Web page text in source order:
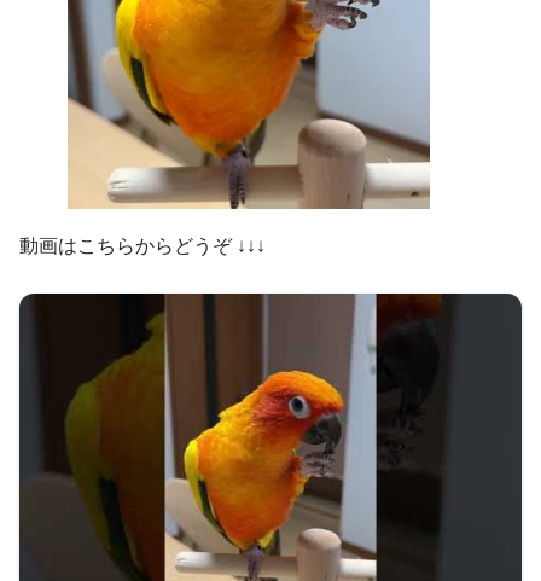
動画はこちらからどうぞ ↓↓↓